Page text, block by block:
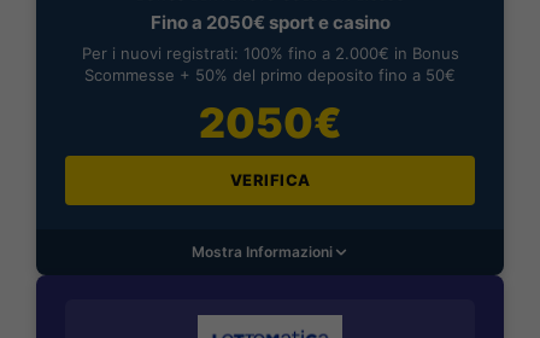
Fino a 2050€ sport e casino
Per i nuovi registrati: 100% fino a 2.000€ in Bonus
Scommesse + 50% del primo deposito fino a 50€
2050€
VERIFICA
Mostra Informazioni